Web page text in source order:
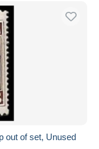
out of set, Unused